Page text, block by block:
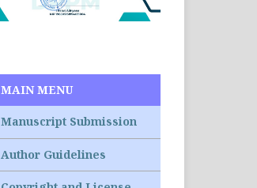
MAIN MENU
Manuscript Submission
Author Guidelines